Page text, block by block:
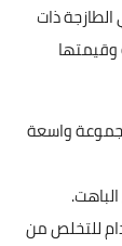
الطازجة ذات
وقيمتها
واسعة
للتخلص من